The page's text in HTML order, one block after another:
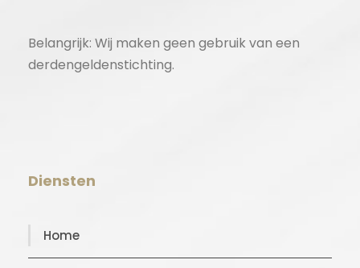
Belangrijk: Wij maken geen gebruik van een
derdengeldenstichting.
Diensten
Home